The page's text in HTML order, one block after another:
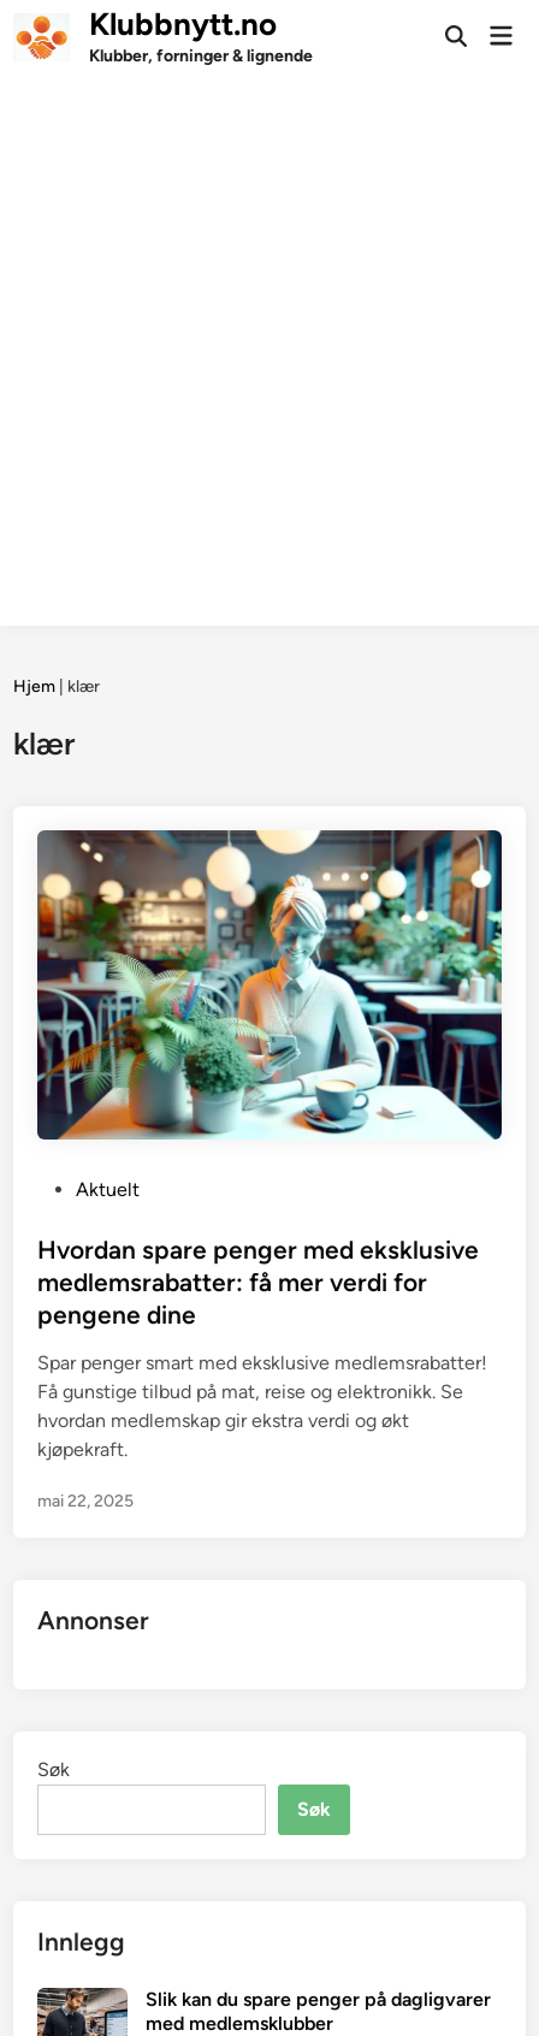
Skip
to
Klubbnytt.no
Klubber, forninger & lignende
Open
Hjem klær
klær
s
t
d
i
n
Aktuelt
Hvordan spare penger med eksklusive
medlemsrabatter: få mer verdi for
pengene dine
Spar penger smart med eksklusive medlemsrabatter!
Få gunstige tilbud på mat, reise og elektronikk. Se
hvordan medlemskap gir ekstra verdi og økt
kjøpekraft.
mai 22, 2025
Annonser
Søk
Søk
Innlegg
Slik kan du spare penger på dagligvarer
med medlemsklubber